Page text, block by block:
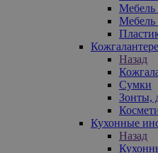
Мебель
Мебель
Назад
Сумки
Зонты,
Кухонные
Назад